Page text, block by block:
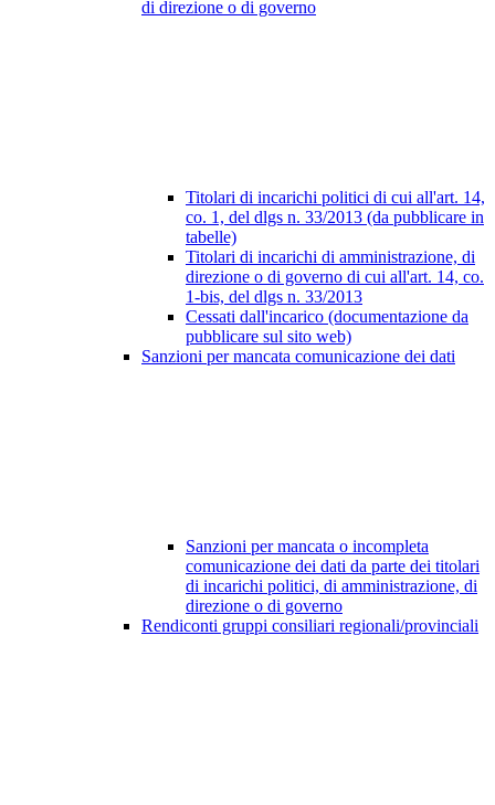
di direzione o di governo
Titolari di incarichi politici di cui all'art. 14,
co. 1, del dlgs n. 33/2013 (da pubblicare in
tabelle)
Titolari di incarichi di amministrazione, di
direzione o di governo di cui all'art. 14, co.
1-bis, del dlgs n. 33/2013
Cessati dall'incarico (documentazione da
pubblicare sul sito web)
Sanzioni per mancata comunicazione dei dati
Sanzioni per mancata o incompleta
comunicazione dei dati da parte dei titolari
di incarichi politici, di amministrazione, di
direzione o di governo
Rendiconti gruppi consiliari regionali/provinciali